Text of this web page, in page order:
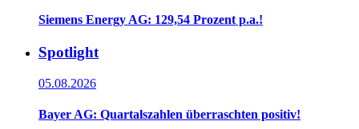
Siemens Energy AG: 129,54 Prozent p.a.!
Spotlight
05.08.2026
Bayer AG: Quartalszahlen überraschten positiv!